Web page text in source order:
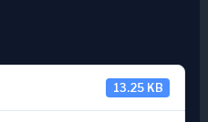
13.25 KB